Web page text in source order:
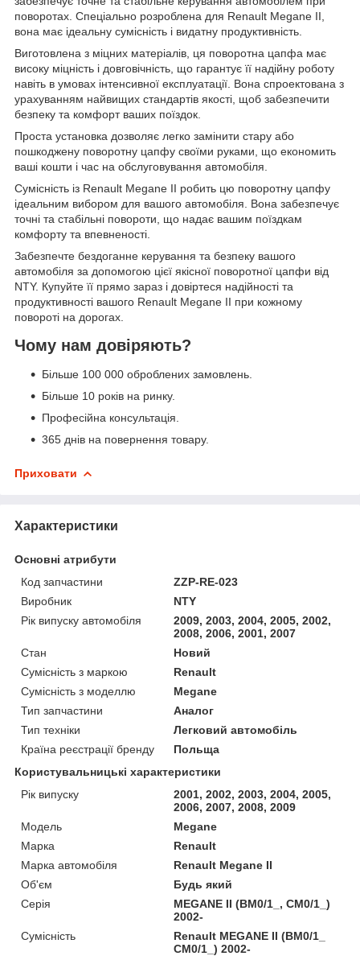
поворотах. Спеціально розроблена для Renault Megane II,
вона має ідеальну сумісність і видатну продуктивність.
Виготовлена з міцних матеріалів, ця поворотна цапфа має
високу міцність і довговічність, що гарантує її надійну роботу
навіть в умовах інтенсивної експлуатації. Вона спроектована з
урахуванням найвищих стандартів якості, щоб забезпечити
безпеку та комфорт ваших поїздок.
Проста установка дозволяє легко замінити стару або
пошкоджену поворотну цапфу своїми руками, що економить
ваші кошти і час на обслуговування автомобіля.
Сумісність із Renault Megane II робить цю поворотну цапфу
ідеальним вибором для вашого автомобіля. Вона забезпечує
точні та стабільні повороти, що надає вашим поїздкам
комфорту та впевненості.
Забезпечте бездоганне керування та безпеку вашого
автомобіля за допомогою цієї якісної поворотної цапфи від
NTY. Купуйте її прямо зараз і довіртеся надійності та
продуктивності вашого Renault Megane II при кожному
повороті на дорогах.
Чому нам довіряють?
Більше 100 000 оброблених замовлень.
Більше 10 років на ринку.
Професійна консультація.
365 днів на повернення товару.
Приховати
Характеристики
Основні атрибути
Код запчастини
ZZP-RE-023
Виробник
NTY
Рік випуску автомобіля
2009, 2003, 2004, 2005, 2002,
2008, 2006, 2001, 2007
Стан
Новий
Сумісність з маркою
Renault
Сумісність з моделлю
Megane
Тип запчастини
Аналог
Тип техніки
Легковий автомобіль
Країна реєстрації бренду
Польща
Користувальницькі характеристики
Рік випуску
2001, 2002, 2003, 2004, 2005,
2006, 2007, 2008, 2009
Мoдель
Megane
Марка
Renault
Марка автомобіля
Renault Megane II
Об'єм
Будь який
Серія
MEGANE II (BM0/1_, CM0/1_)
2002-
Сумісність
Renault MEGANE II (BM0/1_
CM0/1_) 2002-